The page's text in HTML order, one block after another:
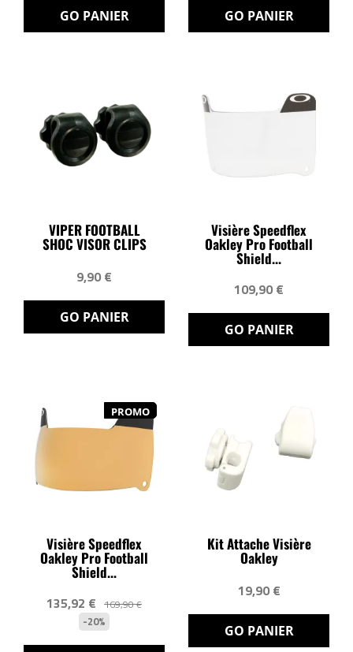
GO PANIER GO PANIER
VIPER FOOTBALL
SHOC VISOR CLIPS
9,90 €
GO PANIER
Visière Speedflex
Oakley Pro Football
Shield...
109,90 €
GO PANIER
PROMO
Visière Speedflex
Oakley Pro Football
Shield...
135,92 € 169,90 €
-20%
Kit Attache Visière
Oakley
19,90 €
GO PANIER